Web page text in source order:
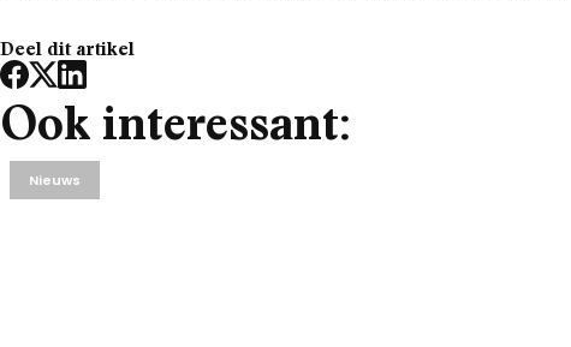
Deel dit artikel
Ook interessant:
Nieuws